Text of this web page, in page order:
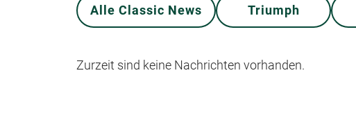
Alle Classic News Triumph
Zurzeit sind keine Nachrichten vorhanden.